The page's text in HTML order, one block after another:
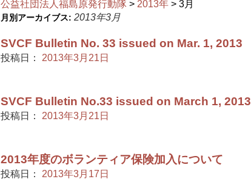
公益社団法人福島原発行動隊 > 2013年 > 3月
月別アーカイブス: 2013年3月
SVCF Bulletin No. 33 issued on Mar. 1, 2013
投稿日： 2013年3月21日
SVCF Bulletin No.33 issued on March 1, 2013
投稿日： 2013年3月21日
2013年度のボランティア保険加入について
投稿日： 2013年3月17日